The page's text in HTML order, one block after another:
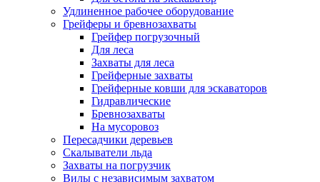
Удлиненное рабочее оборудование
Грейферы и бревнозахваты
Грейфер погрузочный
Для леса
Захваты для леса
Грейферные захваты
Грейферные ковши для эскаваторов
Гидравлические
Бревнозахваты
На мусоровоз
Пересадчики деревьев
Скалыватели льда
Захваты на погрузчик
Вилы с независимым захватом